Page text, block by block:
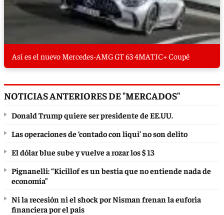
Así es el nuevo Mercedes-AMG GT 63 4MATIC+ Coupé
NOTICIAS ANTERIORES DE "MERCADOS"
Donald Trump quiere ser presidente de EE.UU.
Las operaciones de ‘contado con liqui’ no son delito
El dólar blue sube y vuelve a rozar los $ 13
Pignanelli: “Kicillof es un bestia que no entiende nada de
economía”
Ni la recesión ni el shock por Nisman frenan la euforia
financiera por el país